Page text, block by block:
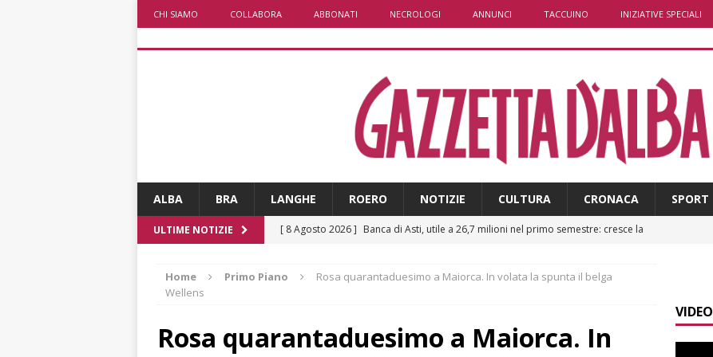
CHI SIAMO COLLABORA ABBONATI NECROLOGI ANNUNCI TACCUINO INIZIATIVE SPECIALI
ALBA BRA LANGHE ROERO NOTIZIE CULTURA CRONACA SPORT
ULTIME NOTIZIE [ 8 Agosto 2026 ] Banca di Asti, utile a 26,7 milioni nel primo semestre: cresce la
[ 8 Agosto 2026 ] Modifiche alla viabilità a Scaparoni per i lavori della nuova
[ 8 Agosto 2026 ] ITINERARI / Trenta chilometri su due ruote lungo il Belbo
Home Primo Piano
Rosa quarantaduesimo a Maiorca. In volata la spunta il belga
Wellens
Rosa quarantaduesimo a Maiorca. In
VIDEO